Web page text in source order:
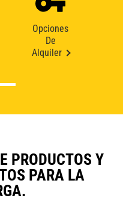
Opciones
De
Alquiler
PRODUCTOS Y
PARA LA